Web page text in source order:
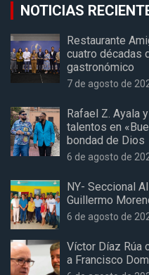
NOTICIAS
Restaurante
cuatro décadas
gastronómico
7 de agosto de
Rafael Z. Ayala
talentos en
bondad de Dios
6 de agosto de
NY- Seccional
Guillermo
6 de agosto de
Víctor Díaz Rúa
a Francisco